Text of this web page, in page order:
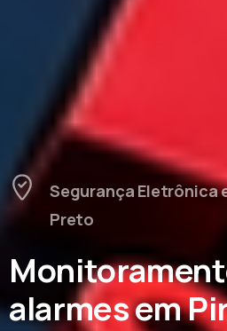
Segurança Eletrônica
Preto
alarmes em